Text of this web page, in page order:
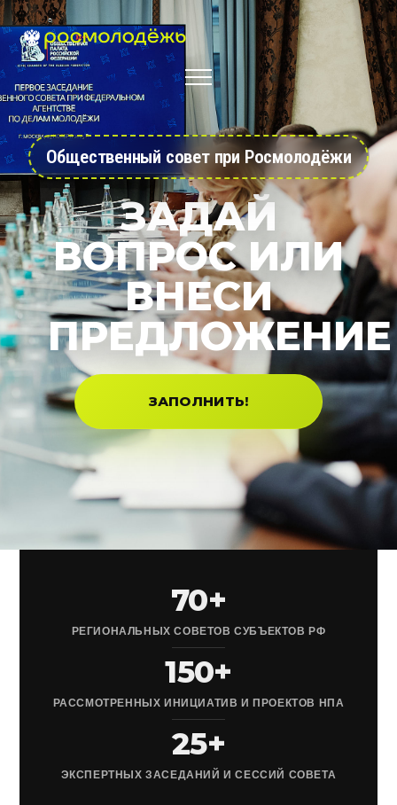
Общественный совет при Росмолодёжи
ЗАДАЙ
ВОПРОС ИЛИ
ВНЕСИ
ПРЕДЛОЖЕНИЕ
ЗАПОЛНИТЬ!
70+
РЕГИОНАЛЬНЫХ СОВЕТОВ СУБЪЕКТОВ РФ
150+
РАССМОТРЕННЫХ ИНИЦИАТИВ И ПРОЕКТОВ НПА
25+
ЭКСПЕРТНЫХ ЗАСЕДАНИЙ И СЕССИЙ СОВЕТА